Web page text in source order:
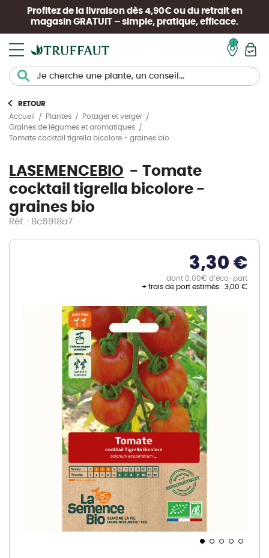
Profitez de la livraison dès 4,90€ ou du retrait en
magasin GRATUIT – simple, pratique, efficace.
RETOUR
Accueil
Plantes
Potager et verger
Graines de légumes et aromatiques
Tomate cocktail tigrella bicolore - graines bio
LASEMENCEBIO
Tomate
cocktail tigrella bicolore -
graines bio
Réf. : 8c6918a7
3,30 €
dont 0.00€ d’éco-part
+ frais de port estimés : 3,00 €